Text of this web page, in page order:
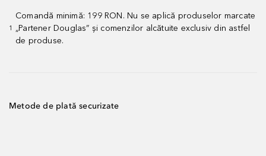
1
Comandă minimă: 199 RON. Nu se aplică produselor marcate
„Partener Douglas” și comenzilor alcătuite exclusiv din astfel
de produse.
Metode de plată securizate